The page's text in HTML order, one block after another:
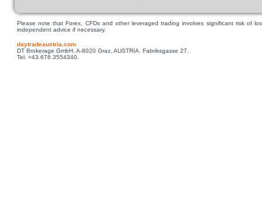
Please note that Forex, CFDs and other leveraged trading involves significant risk of
independent advice if necessary.
daytradeaustria.com
DT Brokerage GmbH. A-8020 Graz. AUSTRIA. Fabriksgasse 27.
Tel. +43.676.3554340.